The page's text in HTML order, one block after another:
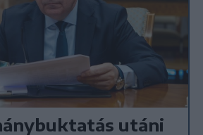
utáni